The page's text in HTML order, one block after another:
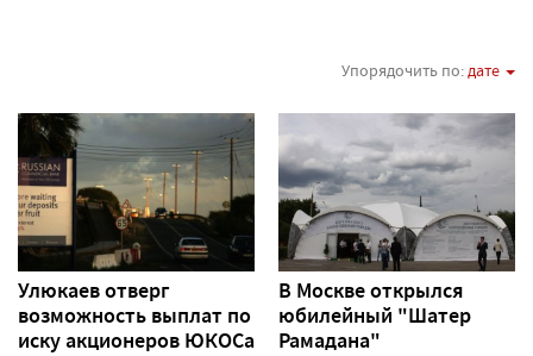
Упорядочить по:дате
Улюкаев отверг
возможность выплат по
иску акционеров ЮКОСа
В Москве открылся
юбилейный "Шатер
Рамадана"